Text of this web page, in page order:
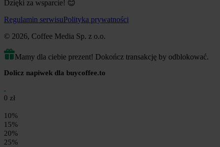
Dzięki za wsparcie! 😊
Regulamin serwisuPolityka prywatności
© 2026, Coffee Media Sp. z o.o.
Mamy dla ciebie prezent! Dokończ transakcję by odblokować.
Dolicz napiwek dla buycoffee.to
0 zł
10%
15%
20%
25%